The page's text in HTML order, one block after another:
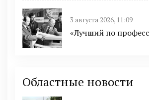
3 августа 2026, 11:09
«Лучший по
Областные новости